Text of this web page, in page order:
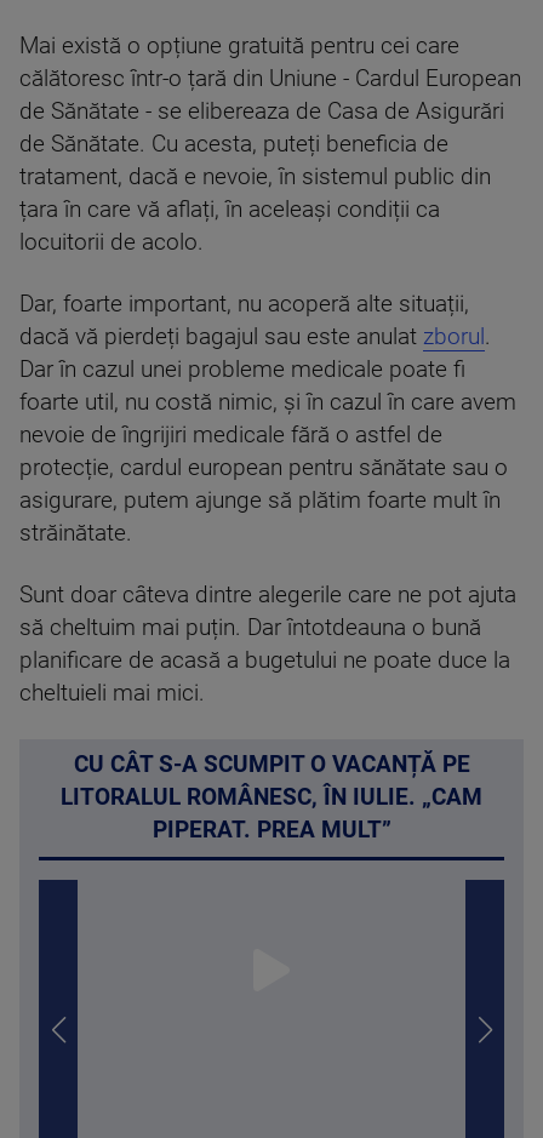
Mai există o opțiune gratuită pentru cei care
călătoresc într-o țară din Uniune - Cardul European
de Sănătate - se elibereaza de Casa de Asigurări
de Sănătate. Cu acesta, puteți beneficia de
tratament, dacă e nevoie, în sistemul public din
țara în care vă aflați, în aceleași condiții ca
locuitorii de acolo.
Dar, foarte important, nu acoperă alte situații,
dacă vă pierdeți bagajul sau este anulat zborul.
Dar în cazul unei probleme medicale poate fi
foarte util, nu costă nimic, și în cazul în care avem
nevoie de îngrijiri medicale fără o astfel de
protecție, cardul european pentru sănătate sau o
asigurare, putem ajunge să plătim foarte mult în
străinătate.
Sunt doar câteva dintre alegerile care ne pot ajuta
să cheltuim mai puțin. Dar întotdeauna o bună
planificare de acasă a bugetului ne poate duce la
cheltuieli mai mici.
CU CÂT S-A SCUMPIT O VACANȚĂ PE
LITORALUL ROMÂNESC, ÎN IULIE. „CAM
PIPERAT. PREA MULT”